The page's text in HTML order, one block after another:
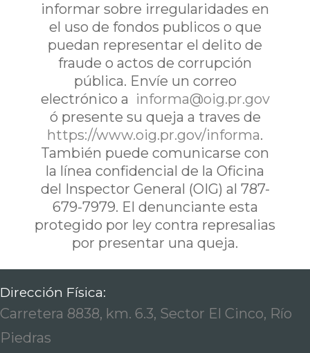
informar sobre irregularidades en
el uso de fondos publicos o que
puedan representar el delito de
fraude o actos de corrupción
pública. Envíe un correo
electrónico a informa@oig.pr.gov
ó presente su queja a traves de
https://www.oig.pr.gov/informa.
También puede comunicarse con
la línea confidencial de la Oficina
del Inspector General (OIG) al 787-
679-7979. El denunciante esta
protegido por ley contra represalias
por presentar una queja.
Dirección Física:
Carretera 8838, km. 6.3, Sector El Cinco, Río
Piedras